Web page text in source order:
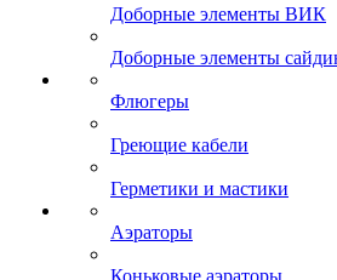
Доборные элементы ВИК
Доборные элементы
Флюгеры
Греющие кабели
Герметики и мастики
Аэраторы
Коньковые аэраторы